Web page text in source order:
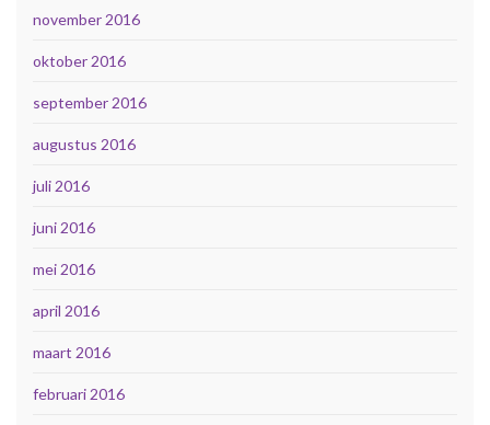
november 2016
oktober 2016
september 2016
augustus 2016
juli 2016
juni 2016
mei 2016
april 2016
maart 2016
februari 2016